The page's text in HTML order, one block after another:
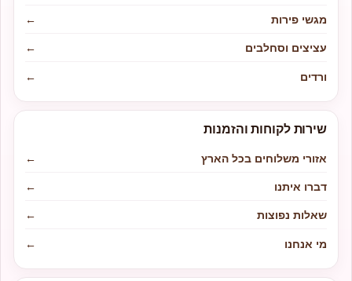
מגשי פירות
←
עציצים וסחלבים
←
ורדים
←
שירות לקוחות והזמנות
אזורי משלוחים בכל הארץ
←
דברו איתנו
←
שאלות נפוצות
←
מי אנחנו
←